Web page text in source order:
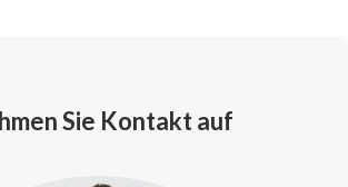
Sie Kontakt auf